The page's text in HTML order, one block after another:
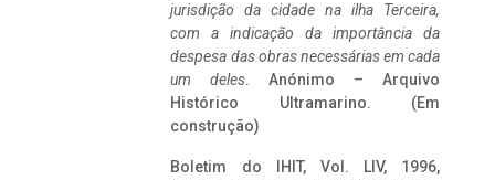
jurisdição da cidade na ilha Terceira,
com a indicação da importância da
despesa das obras necessárias em cada
um deles. Anónimo – Arquivo
Histórico Ultramarino. (Em
construção)
Boletim do IHIT, Vol. LIV, 1996,